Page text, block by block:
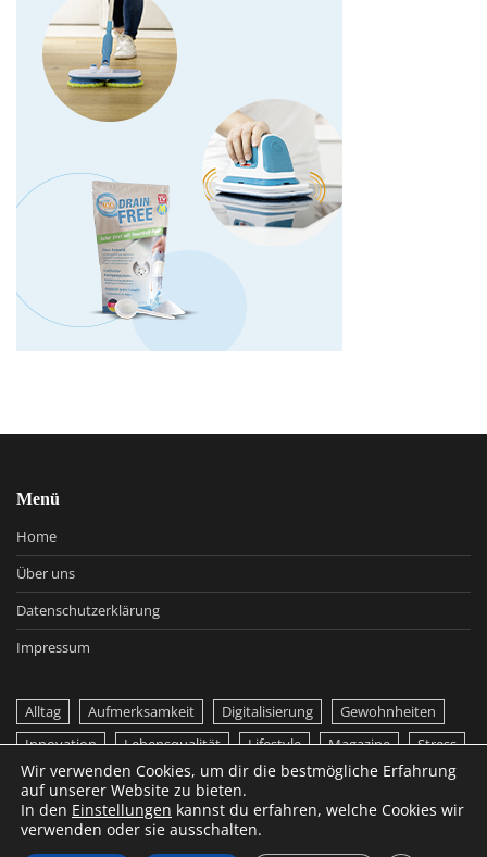
Menü
Home
Über uns
Datenschutzerklärung
Impressum
Alltag Aufmerksamkeit Digitalisierung
Gewohnheiten
Innovation
Lebensqualität Lifestyle Magazine
Stress
Technologie
Copyright © 2026Roserl Magazin, Alle Rechte
Wir verwenden Cookies, um dir die bestmögliche Erfahrung
auf unserer Website zu bieten.
In den Einstellungen kannst du erfahren, welche Cookies wir
verwenden oder sie ausschalten.